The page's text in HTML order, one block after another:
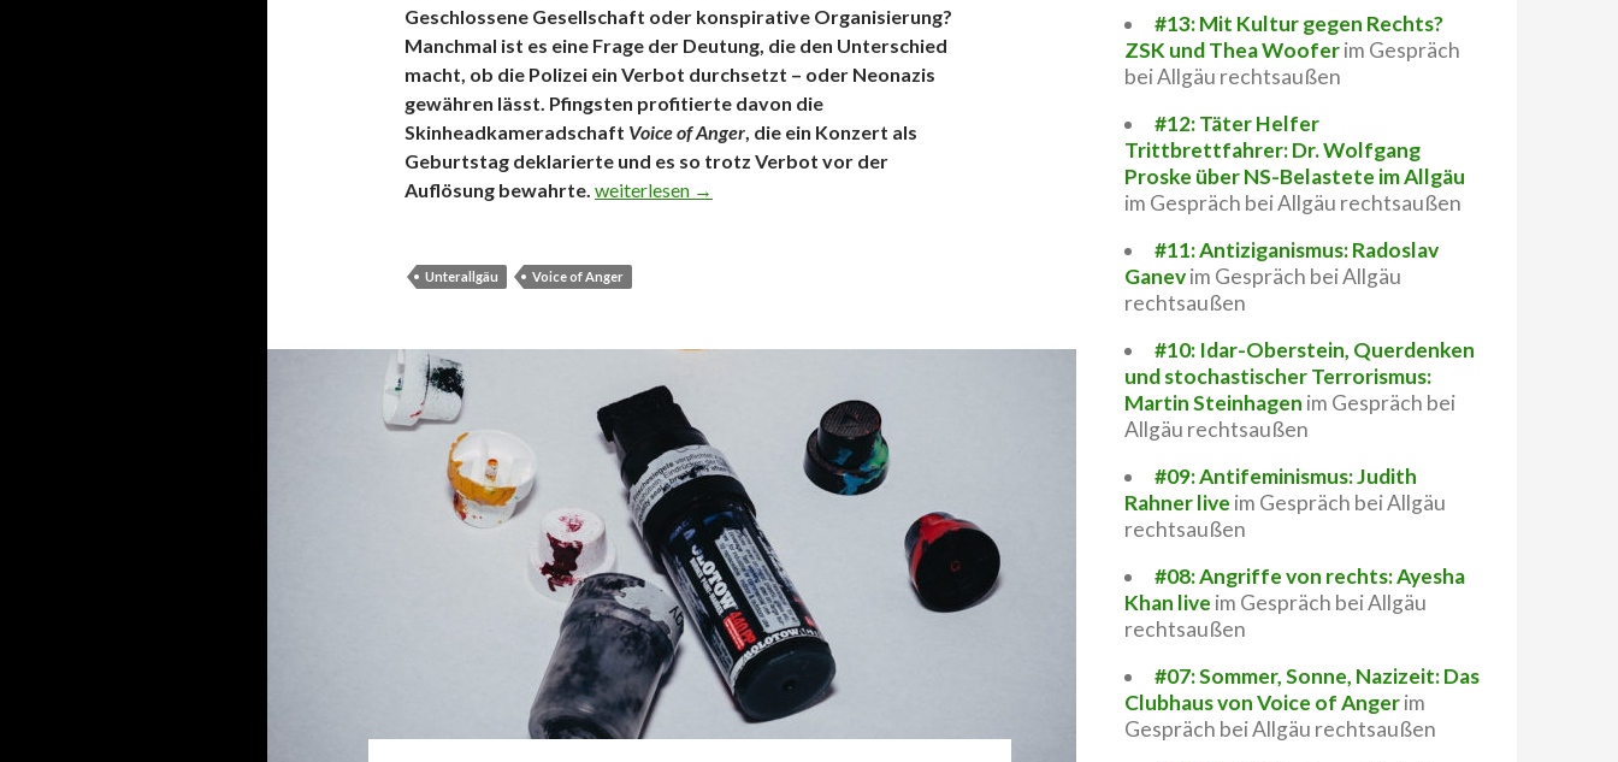
Geschlossene Gesellschaft oder konspirative Organisierung?
Manchmal ist es eine Frage der Deutung, die den Unterschied
macht, ob die Polizei ein Verbot durchsetzt – oder Neonazis
gewähren lässt. Pfingsten profitierte davon die
Skinheadkameradschaft Voice of Anger, die ein Konzert als
Geburtstag deklarierte und es so trotz Verbot vor der
Auflösung bewahrte. Rechtsrock im Kleingarten: Polizei lässt Neonazis gewähren – trotz Verbot
weiterlesen →
Unterallgäu Voice of Anger
#13: Mit Kultur gegen Rechts?
ZSK und Thea Wooferim Gespräch
bei Allgäu rechtsaußen
#12: Täter Helfer
Trittbrettfahrer: Dr. Wolfgang
Proske über NS-Belastete im Allgäu
im Gespräch bei Allgäu rechtsaußen
#11: Antiziganismus: Radoslav
Ganevim Gespräch bei Allgäu
rechtsaußen
#10: Idar-Oberstein, Querdenken
und stochastischer Terrorismus:
Martin Steinhagen im Gespräch bei
Allgäu rechtsaußen
#09: Antifeminismus: Judith
Rahner live im Gespräch bei Allgäu
rechtsaußen
#08: Angriffe von rechts: Ayesha
Khan live im Gespräch bei Allgäu
rechtsaußen
#07: Sommer, Sonne, Nazizeit: Das
Clubhaus von Voice of Angerim
Gespräch bei Allgäu rechtsaußen